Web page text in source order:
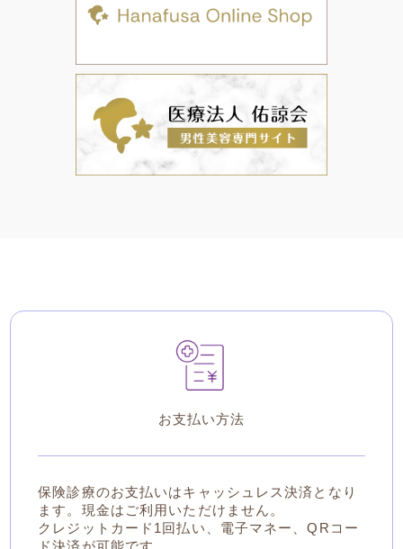
お支払い方法
保険診療のお支払いはキャッシュレス決済となり
ます。現金はご利用いただけません。
クレジットカード1回払い、電子マネー、QRコー